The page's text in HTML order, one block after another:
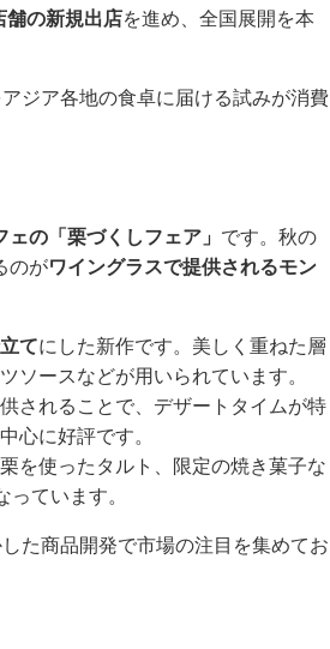
舗の新規出店を進め、全国展開を本
ジア各地の食卓に届ける試みが消費
ェの「栗づくしフェア」 です。秋の
のがワイングラスで提供されるモン
てにした新作です。美しく重ねた層
ソースなどが用いられています。
されることで、デザートタイムが特
心に好評です。
を使ったタルト、限定の焼き菓子な
ています。
た商品開発で市場の注目を集めてお